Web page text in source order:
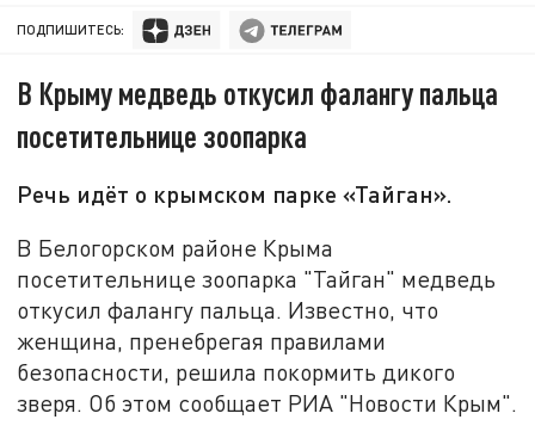
ПОДПИШИТЕСЬ:
В Крыму медведь откусил фалангу пальца
посетительнице зоопарка
Речь идёт о крымском парке «Тайган».
В Белогорском районе Крыма
посетительнице зоопарка "Тайган" медведь
откусил фалангу пальца. Известно, что
женщина, пренебрегая правилами
безопасности, решила покормить дикого
зверя. Об этом сообщает РИА "Новости Крым".